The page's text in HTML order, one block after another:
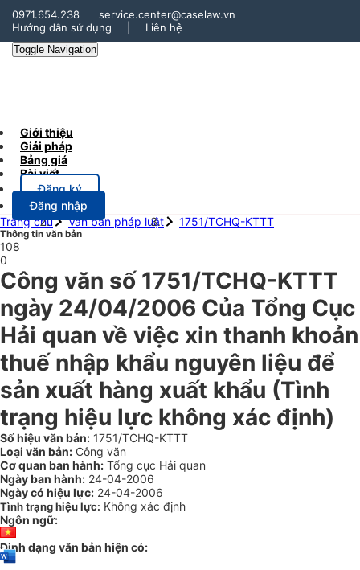
0971.654.238
service.center@caselaw.vn
Hướng dẫn sử dụng
Liên hệ
Toggle Navigation
Giới thiệu
Giải pháp
Bảng giá
Bài viết
Đăng ký
Đăng nhập
Trang chủ
Văn bản pháp luật 1751/TCHQ-KTTT
Thông tin văn bản
108
0
Công văn số 1751/TCHQ-KTTT
ngày 24/04/2006 Của Tổng Cục
Hải quan về việc xin thanh khoản
thuế nhập khẩu nguyên liệu để
sản xuất hàng xuất khẩu (Tình
trạng hiệu lực không xác định)
Số hiệu văn bản: 1751/TCHQ-KTTT
Loại văn bản: Công văn
Cơ quan ban hành: Tổng cục Hải quan
Ngày ban hành: 24-04-2006
Ngày có hiệu lực: 24-04-2006
Tình trạng hiệu lực: Không xác định
Ngôn ngữ:
Định dạng văn bản hiện có: